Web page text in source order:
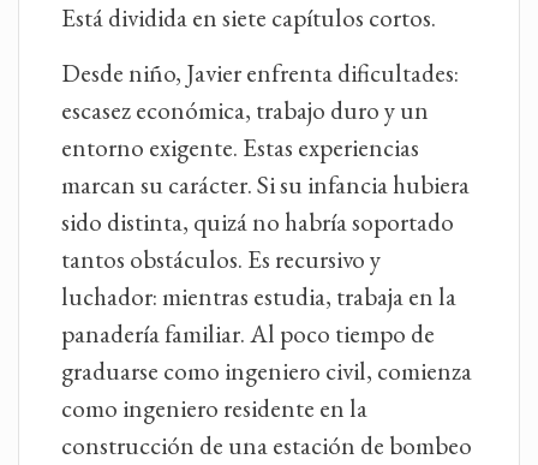
Está dividida en siete capítulos cortos.
Desde niño, Javier enfrenta dificultades:
escasez económica, trabajo duro y un
entorno exigente. Estas experiencias
marcan su carácter. Si su infancia hubiera
sido distinta, quizá no habría soportado
tantos obstáculos. Es recursivo y
luchador: mientras estudia, trabaja en la
panadería familiar. Al poco tiempo de
graduarse como ingeniero civil, comienza
como ingeniero residente en la
construcción de una estación de bombeo